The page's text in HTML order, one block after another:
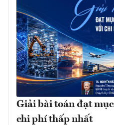
Giải bài toán đạt
chi phí thấp nhất